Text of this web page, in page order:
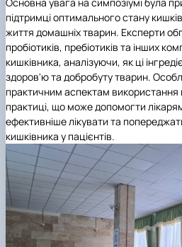
підтримці оптимального стану
життя домашніх тварин. Експерти
пробіотиків, пребіотиків та інших
кишківника, аналізуючи, як ці
здоров'ю та добробуту тварин.
практичним аспектам використання
практиці, що може допомогти
ефективніше лікувати та
кишківника у пацієнтів.